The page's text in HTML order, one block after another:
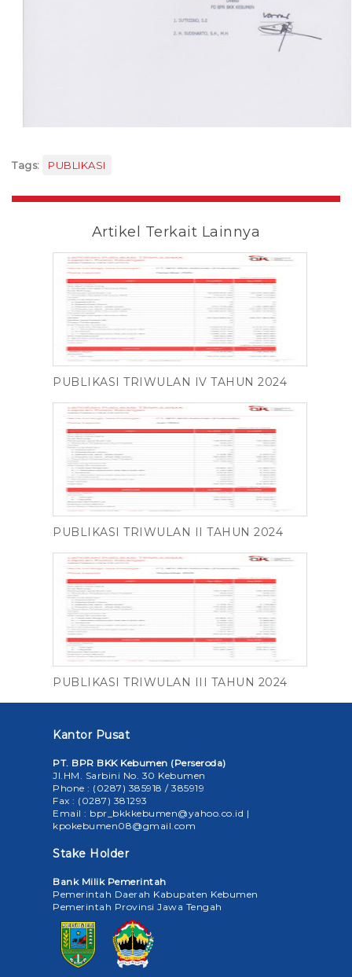
Tags: PUBLIKASI
Artikel Terkait Lainnya
PUBLIKASI TRIWULAN IV TAHUN 2024
PUBLIKASI TRIWULAN II TAHUN 2024
PUBLIKASI TRIWULAN III TAHUN 2024
Kantor Pusat
PT. BPR BKK Kebumen (Perseroda)
Jl.HM. Sarbini No. 30 Kebumen
Phone : (0287) 385918 / 385919
Fax : (0287) 381293
Email : bpr_bkkkebumen@yahoo.co.id |
kpokebumen08@gmail.com
Stake Holder
Bank Milik Pemerintah
Pemerintah Daerah Kabupaten Kebumen
Pemerintah Provinsi Jawa Tengah